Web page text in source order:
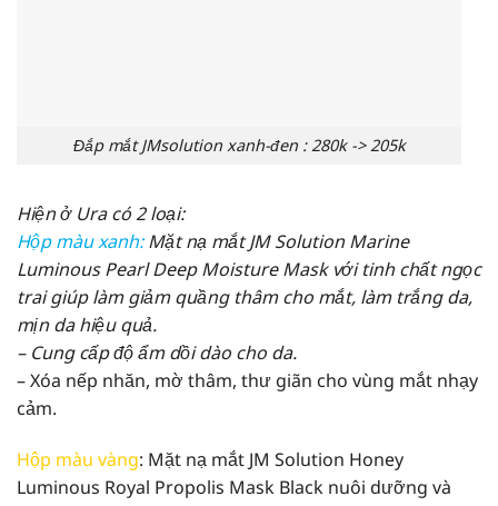
Đắp mắt JMsolution xanh-đen : 280k -> 205k
Hiện ở Ura có 2 loại:
Hộp màu xanh: Mặt nạ mắt JM Solution Marine
Luminous Pearl Deep Moisture Mask với tinh chất ngọc
trai giúp làm giảm quầng thâm cho mắt, làm trắng da,
mịn da hiệu quả.
– Cung cấp độ ẩm dồi dào cho da.
– Xóa nếp nhăn, mờ thâm, thư giãn cho vùng mắt nhạy
cảm.
Hộp màu vàng: Mặt nạ mắt JM Solution Honey
Luminous Royal Propolis Mask Black nuôi dưỡng và